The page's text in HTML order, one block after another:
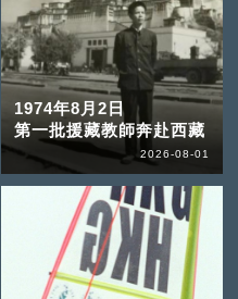
1974年8月2日
第一批援藏教師奔赴西藏
2026-08-01